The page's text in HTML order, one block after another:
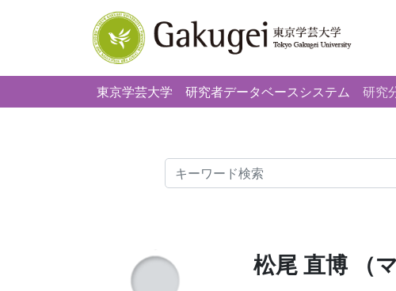
東京学芸大学 研究者データベースシステム 研究
検索
松尾 直博 （